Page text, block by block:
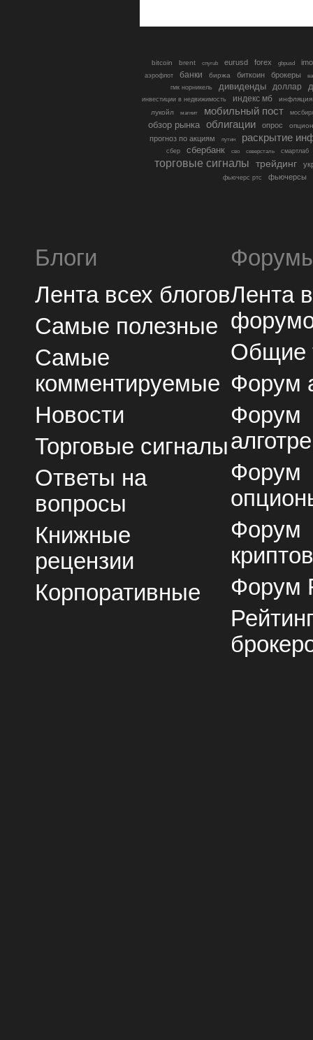
bitcoin brent cnyrub eurusd forex gbpusd
аэрофлот банки биржа биткоин брокеры
гмк норникель
дивиденды доллар
инвестиции в недвижимость индекс мб
инфляция
лукойл
магнит мобильный пост
обзор рынка облигации опрос
прогноз по акциям путин раскрытие
сбер сбербанк сво северсталь смартлаб
торговые сигналы трейдинг
фьючерс ртс фьючерсы
Блоги
Лента всех блогов
Самые полезные
Самые
комментируемые
Новости
Торговые сигналы
Ответы на
вопросы
Книжные
рецензии
Корпоративные
Лента
Общие
Форум
Форум
Форум
Форум
Форум